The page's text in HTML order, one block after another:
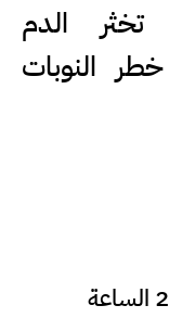
الدم
النوبات
مدار الساعة ـ نشر في 2025/11/05 الساعة